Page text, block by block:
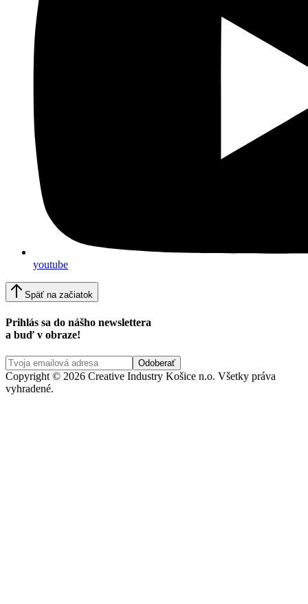
youtube
Späť na začiatok
Prihlás sa do nášho newslettera
a buď v obraze!
Copyright © 2026 Creative Industry Košice n.o. Všetky práva
vyhradené.